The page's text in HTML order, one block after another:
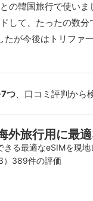
の韓国旅行で使いま
して、たったの数
が今後はトリファ
つ、口コミ評判から
外旅行用に最
きる最適なeSIMを現
）389件の評価